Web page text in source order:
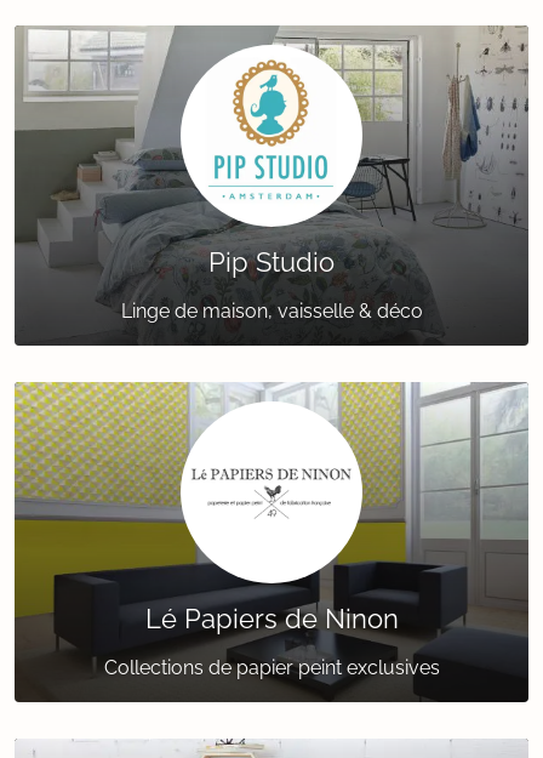
Pip Studio
Linge de maison, vaisselle & déco
Lé Papiers de Ninon
Collections de papier peint exclusives